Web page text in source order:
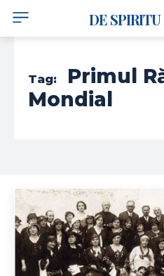
DE
Tag:
Primul
Mondial